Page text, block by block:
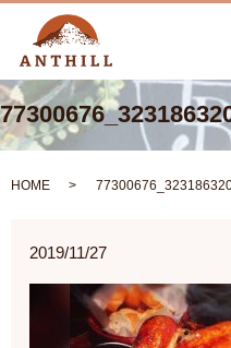
HOME
2019/11/27